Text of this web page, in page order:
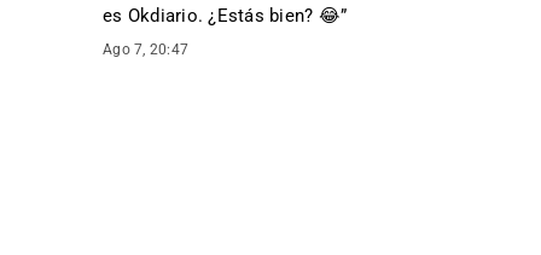
es Okdiario. ¿Estás bien? 😂”
Ago 7, 20:47